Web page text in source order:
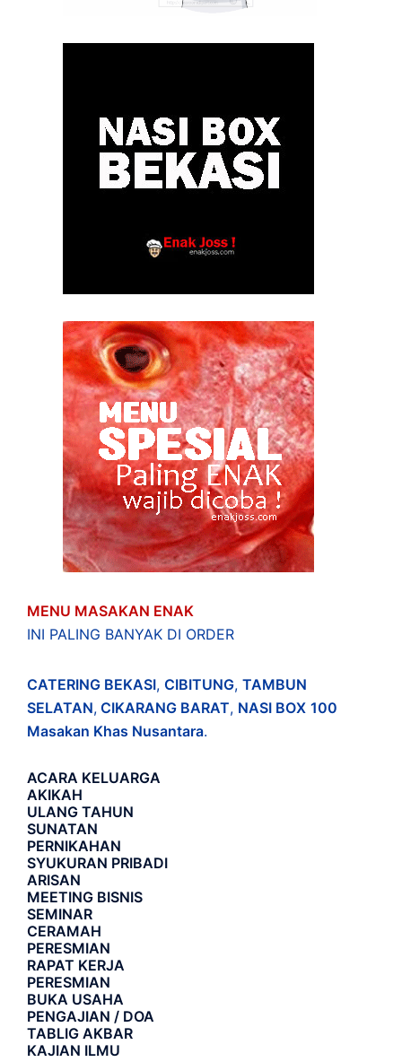
MENU MASAKAN ENAK
INI PALING BANYAK DI ORDER
CATERING BEKASI, CIBITUNG, TAMBUN
SELATAN, CIKARANG BARAT, NASI BOX 100
Masakan Khas Nusantara.
ACARA KELUARGA
AKIKAH
ULANG TAHUN
SUNATAN
PERNIKAHAN
SYUKURAN PRIBADI
ARISAN
MEETING BISNIS
SEMINAR
CERAMAH
PERESMIAN
RAPAT KERJA
PERESMIAN
BUKA USAHA
PENGAJIAN / DOA
TABLIG AKBAR
KAJIAN ILMU